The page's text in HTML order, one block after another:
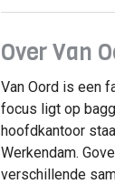
Over Van
Van Oord is een
focus ligt op
hoofdkantoor
Werkendam.
verschillende